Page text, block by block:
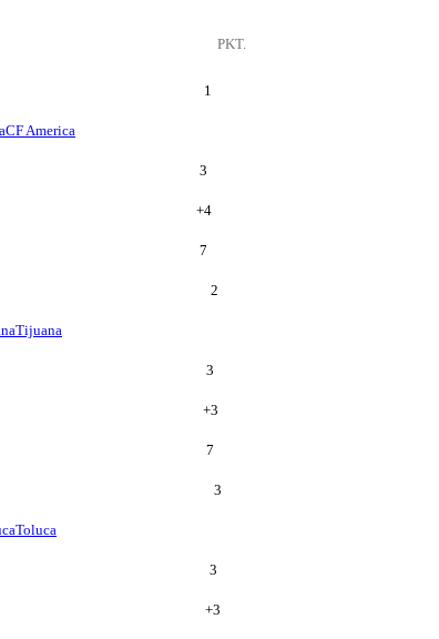
PKT.
1
CF America
3
+4
7
2
Tijuana
3
+3
7
3
Toluca
3
+3